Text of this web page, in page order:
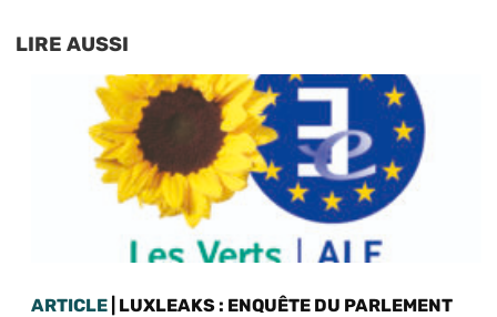
LIRE AUSSI
ARTICLE | LUXLEAKS : ENQUÊTE DU PARLEMENT